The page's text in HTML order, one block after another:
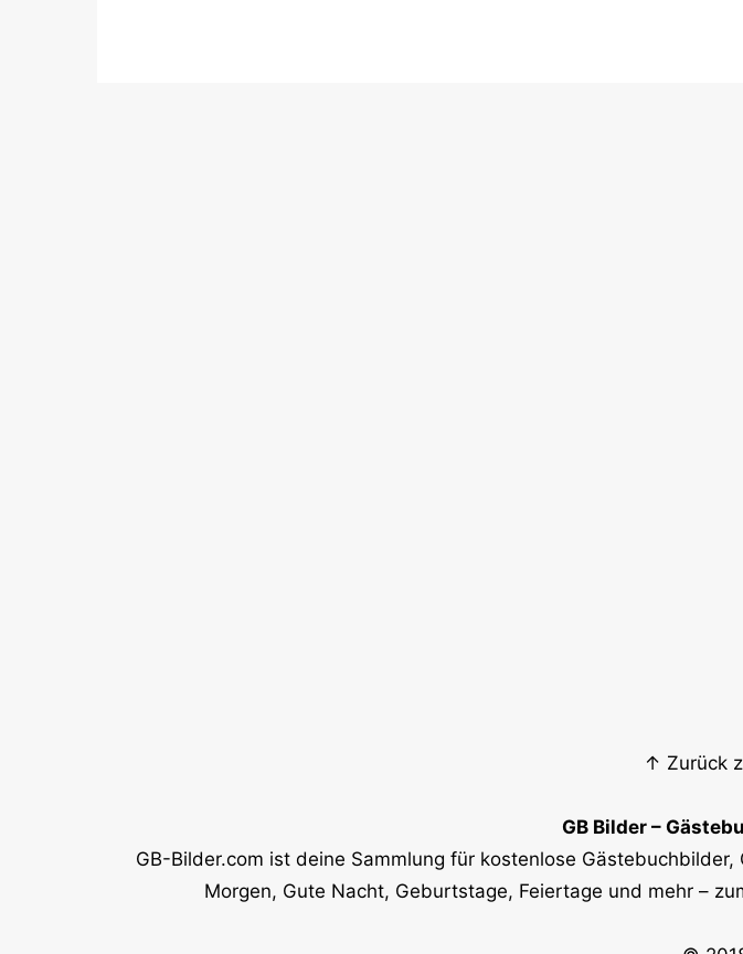
↑ Zurück
GB Bilder –
GB-Bilder.com ist deine Sammlung für kostenlose
Morgen, Gute Nacht, Geburtstage, Feiertage und mehr –